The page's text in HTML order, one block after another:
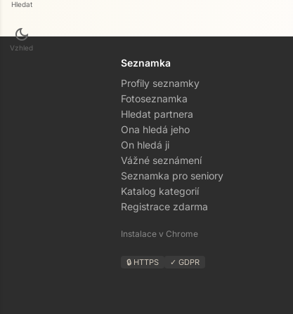
Hledat
dark_mode
Vzhled
Seznamka
Profily seznamky
Fotoseznamka
Hledat partnera
Ona hledá jeho
On hledá ji
Vážné seznámení
Seznamka pro seniory
Katalog kategorií
Registrace zdarma
Instalace v Chrome
🔒 HTTPS ✓ GDPR